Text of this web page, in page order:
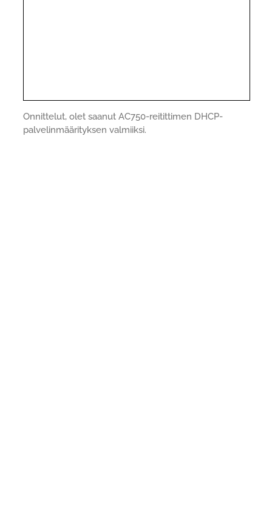
Onnittelut, olet saanut AC750-reitittimen DHCP-
palvelinmäärityksen valmiiksi.